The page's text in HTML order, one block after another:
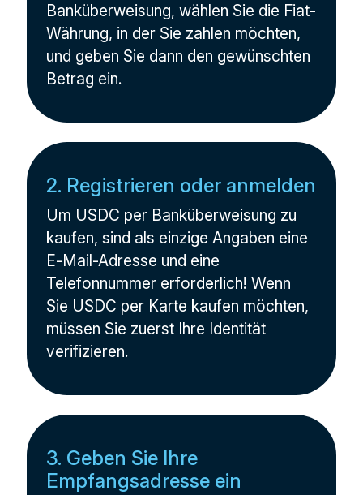
Banküberweisung, wählen Sie die Fiat-
Währung, in der Sie zahlen möchten,
und geben Sie dann den gewünschten
Betrag ein.
2. Registrieren oder anmelden
Um USDC per Banküberweisung zu
kaufen, sind als einzige Angaben eine
E-Mail-Adresse und eine
Telefonnummer erforderlich! Wenn
Sie USDC per Karte kaufen möchten,
müssen Sie zuerst Ihre Identität
verifizieren.
3. Geben Sie Ihre
Empfangsadresse ein